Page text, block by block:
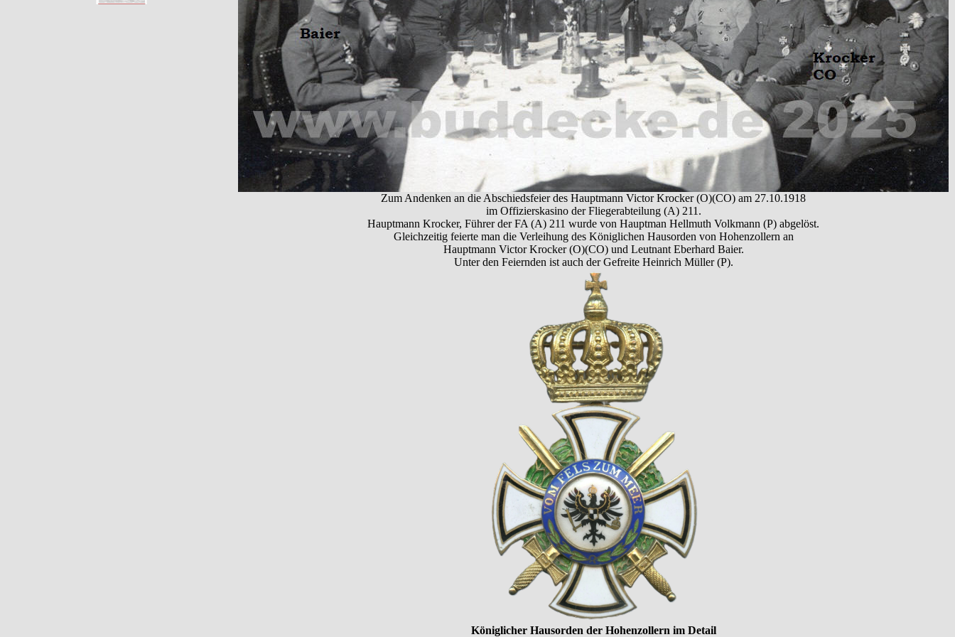
Zum Andenken an die Abschiedsfeier des Hauptmann Victor Krocker (O)(CO) am 27.10.1918
im Offizierskasino der Fliegerabteilung (A) 211.
Hauptmann Krocker, Führer der FA (A) 211 wurde von Hauptman Hellmuth Volkmann (P) abgelöst.
Gleichzeitig feierte man die Verleihung des Königlichen Hausorden von Hohenzollern an
Hauptmann Victor Krocker (O)(CO) und Leutnant Eberhard Baier.
Unter den Feiernden ist auch der Gefreite Heinrich Müller (P).
Königlicher Hausorden der Hohenzollern im Detail